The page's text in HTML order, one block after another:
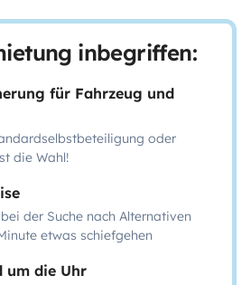
inbegriffen:
für Fahrzeug und
oder
die Wahl!
der Suche nach Alternativen
etwas schiefgehen
um die Uhr